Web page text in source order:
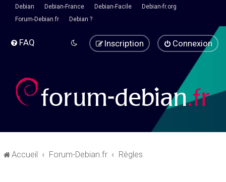
Debian Debian-France Debian-Facile
Debian-fr.org
Forum-Debian.fr
Debian ?
FAQ Connexion
Inscription
Accueil Forum-Debian.fr Règles